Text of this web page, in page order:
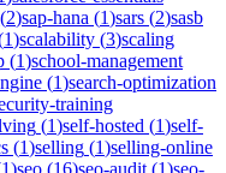
(2)sap-hana (1)sars (2)sasb
1)scalability (3)scaling
(1)school-management
(1)search-optimization
training
(1)self-hosted (1)self-
(1)selling (1)selling-online
1)seo (16)seo-audit (1)seo-